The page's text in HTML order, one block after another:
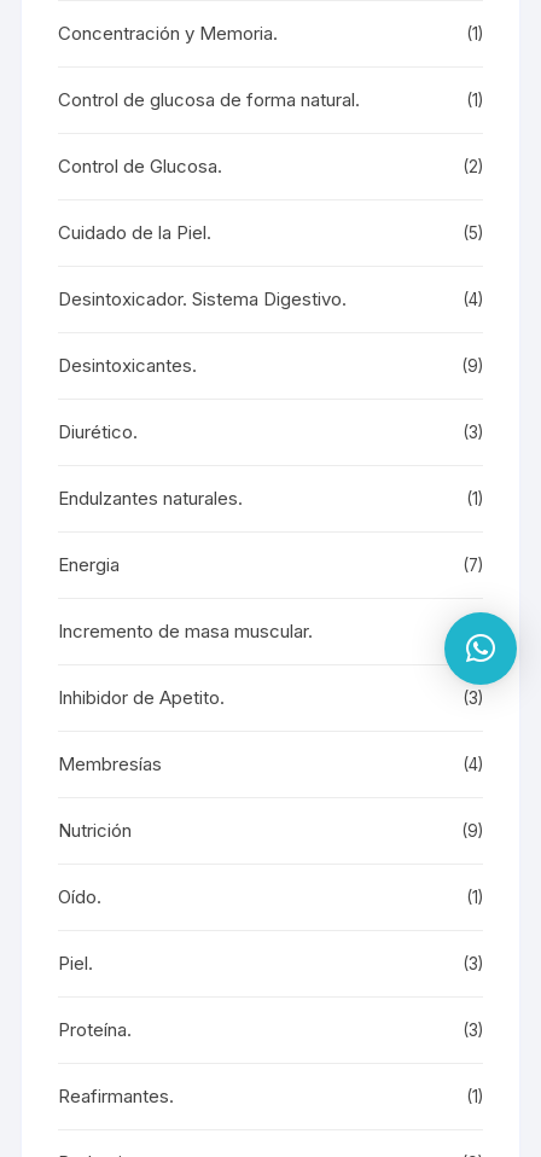
Concentración y Memoria. (1)
Control de glucosa de forma natural. (1)
Control de Glucosa. (2)
Cuidado de la Piel. (5)
Desintoxicador. Sistema Digestivo. (4)
Desintoxicantes. (9)
Diurético. (3)
Endulzantes naturales. (1)
Energia (7)
Incremento de masa muscular. (2)
Inhibidor de Apetito. (3)
Membresías (4)
Nutrición (9)
Oído. (1)
Piel. (3)
Proteína. (3)
Reafirmantes. (1)